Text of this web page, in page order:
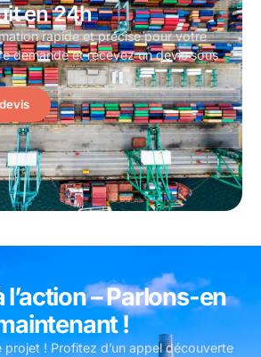
en 24h
rapide et précise pour votre
demande et recevez un devis sous
l’action – Parlons-en
!
! Profitez d’un appel découverte